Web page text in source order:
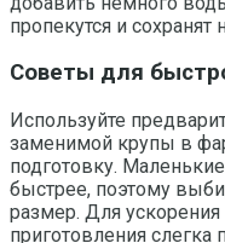
пропекутся и сохранят
Советы для
Используйте
заменимой крупы в
подготовку.
быстрее, поэтому
размер. Для
приготовления